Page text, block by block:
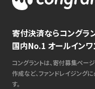
寄付決済ならコングラ
国内No.1 オールイン
コングラントは、寄付募集ペー
作成など、ファンドレイジング
す。